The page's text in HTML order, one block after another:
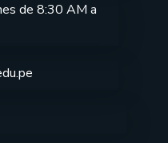
de 8:30 AM a